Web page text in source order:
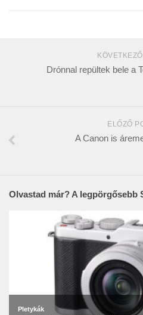
Drónnal repültek bele a
ELŐZŐ
A Canon is
Olvastad már? A legpörgősebb